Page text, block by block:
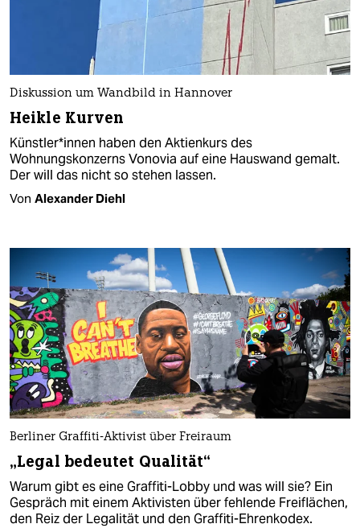
Diskussion um Wandbild in Hannover
Heikle Kurven
Künst­le­r*in­nen haben den Aktienkurs des
Wohnungskonzerns Vonovia auf eine Hauswand gemalt.
Der will das nicht so stehen lassen.
Von Alexander Diehl
Berliner Graffiti-Aktivist über Freiraum
„Legal bedeutet Qualität“
Warum gibt es eine Graffiti-Lobby und was will sie? Ein
Gespräch mit einem Aktivisten über fehlende Freiflächen,
den Reiz der Legalität und den Graffiti-Ehrenkodex.